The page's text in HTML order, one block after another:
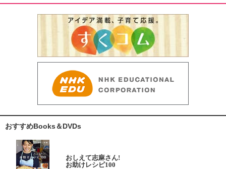
おすすめBooks＆DVDs
おしえて志麻さん!
お助けレシピ100